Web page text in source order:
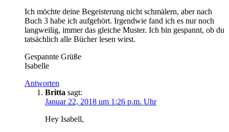
Ich möchte deine Begeisterung nicht schmälern, aber nach
Buch 3 habe ich aufgehört. Irgendwie fand ich es nur noch
langweilig, immer das gleiche Muster. Ich bin gespannt, ob du
tatsächlich alle Bücher lesen wirst.
Gespannte Grüße
Isabelle
Antworten
Britta sagt:
Januar 22, 2018 um 1:26 p.m. Uhr
Hey Isabell,